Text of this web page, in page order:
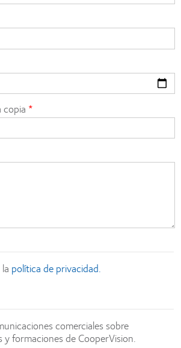
copia
política de privacidad.
comerciales sobre
formaciones de CooperVision.